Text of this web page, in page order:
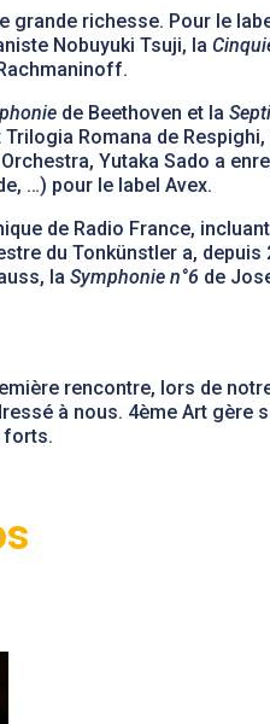
grande richesse. Pour le
Nobuyuki Tsuji, la
de Beethoven et la
Romana de Respighi,
Yutaka Sado a
…) pour le label Avex.
de Radio France,
du Tonkünstler a, depuis
la Symphonie n°6 de
rencontre, lors de
à nous. 4ème Art gère
forts.